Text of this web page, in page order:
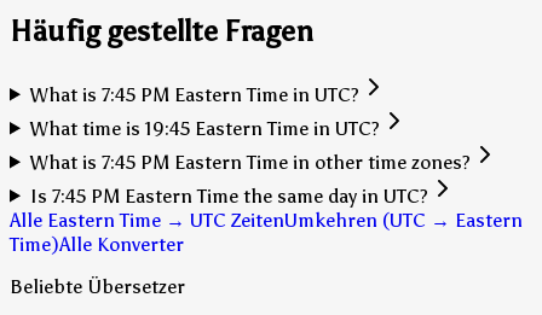
Häufig gestellte Fragen
What is 7:45 PM Eastern Time in UTC?
What time is 19:45 Eastern Time in UTC?
What is 7:45 PM Eastern Time in other time zones?
Is 7:45 PM Eastern Time the same day in UTC?
Alle Eastern Time → UTC ZeitenUmkehren (UTC → Eastern
Time)Alle Konverter
Beliebte Übersetzer